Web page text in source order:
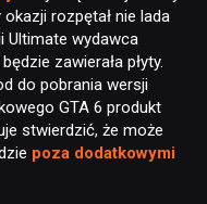
rozpętał nie lada
Ultimate wydawca
zawierała płyty.
do pobrania wersji
GTA 6 produkt
stwierdzić, że może
poza dodatkowymi